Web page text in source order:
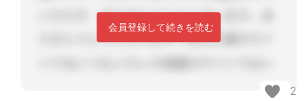
会員登録して続きを読む
2